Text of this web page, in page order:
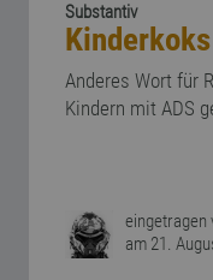
Substantiv
Kinderkoks
Anderes Wort für
Kindern mit ADS
eingetragen
am 21.